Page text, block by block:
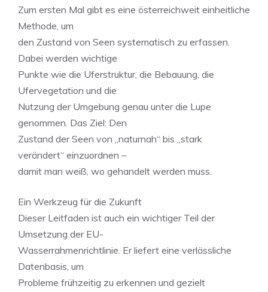
Zum ersten Mal gibt es eine österreichweit einheitliche
Methode, um
den Zustand von Seen systematisch zu erfassen.
Dabei werden wichtige
Punkte wie die Uferstruktur, die Bebauung, die
Ufervegetation und die
Nutzung der Umgebung genau unter die Lupe
genommen. Das Ziel: Den
Zustand der Seen von „naturnah“ bis „stark
verändert“ einzuordnen –
damit man weiß, wo gehandelt werden muss.
Ein Werkzeug für die Zukunft
Dieser Leitfaden ist auch ein wichtiger Teil der
Umsetzung der EU-
Wasserrahmenrichtlinie. Er liefert eine verlässliche
Datenbasis, um
Probleme frühzeitig zu erkennen und gezielt